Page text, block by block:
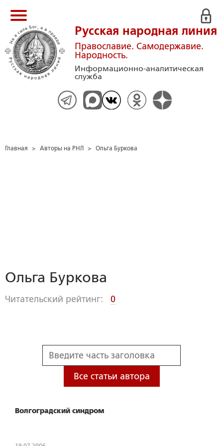
Русская народная линия
Православие. Самодержавие.
Народность.
Информационно-аналитическая
служба
Главная > Авторы на РНЛ > Ольга Буркова
Ольга Буркова
Читательский рейтинг: 0
Все статьи автора
Волгоградский синдром